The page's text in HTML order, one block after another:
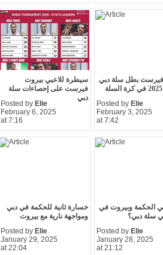
سيطرة للاعبي بيروت
فيرست على إحصاءات سلة
دبي
Posted by Elie
February 6, 2025
at 7:16
بطل سلة دبي
Posted by Elie
February 3, 2025
at 7:42
خسارة ثانية للحكمة في دبي
ومواجهة نارية مع بيروت
Posted by Elie
January 29, 2025
at 22:04
الحكمة وبيروت في
سلة دبي؟
Posted by Elie
January 28, 2025
at 21:12